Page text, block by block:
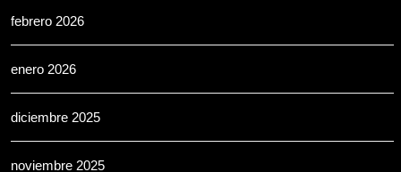
febrero 2026
enero 2026
diciembre 2025
noviembre 2025